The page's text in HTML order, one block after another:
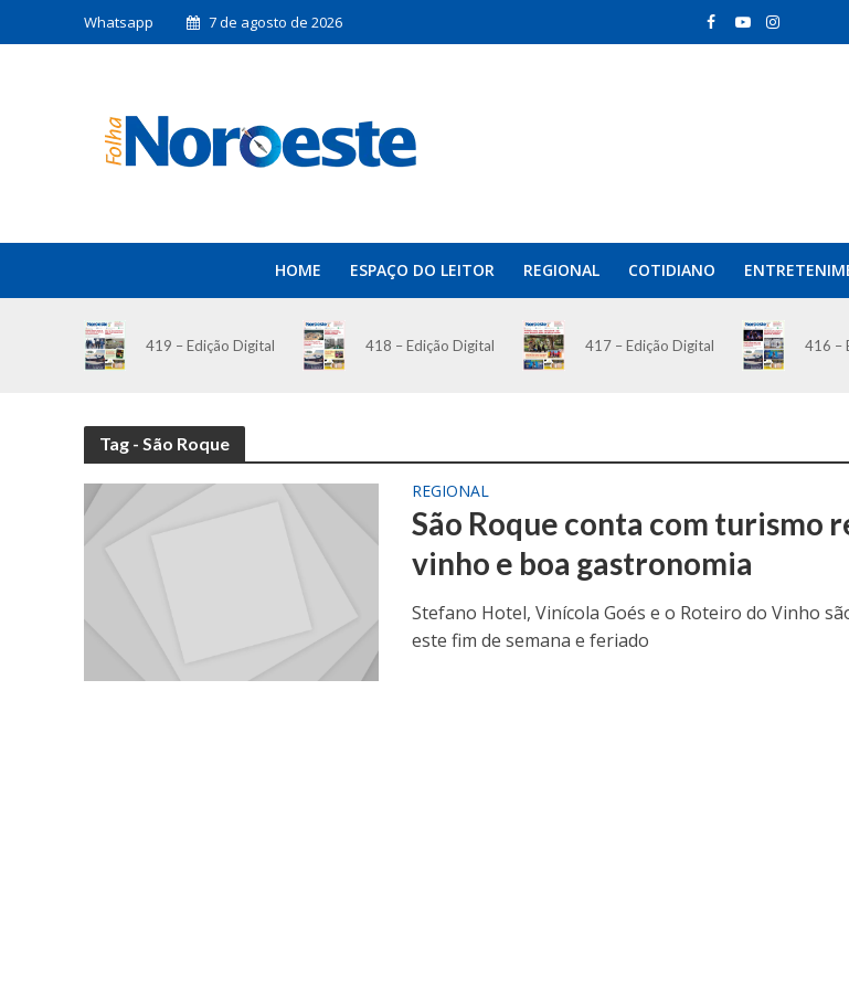
Whatsapp 7 de agosto de 2026
HOME ESPAÇO DO LEITOR REGIONAL COTIDIANO
419 – Edição Digital 418 – Edição Digital 417 – Edição Digital 416 –
Tag - São Roque
REGIONAL
São Roque conta com turismo
vinho e boa gastronomia
Stefano Hotel, Vinícola Goés e o Roteiro do Vinho
este fim de semana e feriado